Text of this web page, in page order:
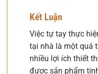
Kết Luận
Việc tự tay thực
tại nhà là một quá
nhiều lợi ích thiết
được sản phẩm